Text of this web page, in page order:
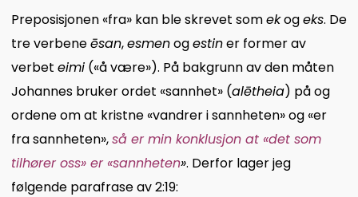
Preposisjonen «fra» kan ble skrevet somekogeks. De
tre verbeneēsan,esmenogestiner former av
verbet eimi(«å være»). På bakgrunn av den måten
Johannes bruker ordet «sannhet» (alētheia) på og
ordene om at kristne «vandrer i sannheten» og «er
fra sannheten»,så er min konklusjon at «det som
tilhører oss» er «sannheten». Derfor lager jeg
følgende parafrase av 2:19: